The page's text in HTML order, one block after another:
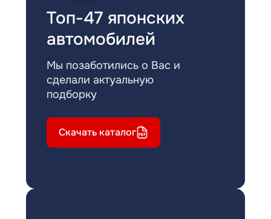
Топ-47 японских
автомобилей
Мы позаботились о Вас и
сделали актуальную
подборку
Скачать каталог